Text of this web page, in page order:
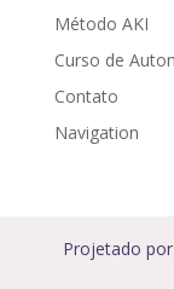
Método AKI
Curso de
Contato
Navigation
Projetado por